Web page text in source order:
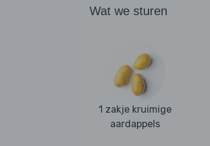
Wat we sturen
1 zakje kruimige
aardappels